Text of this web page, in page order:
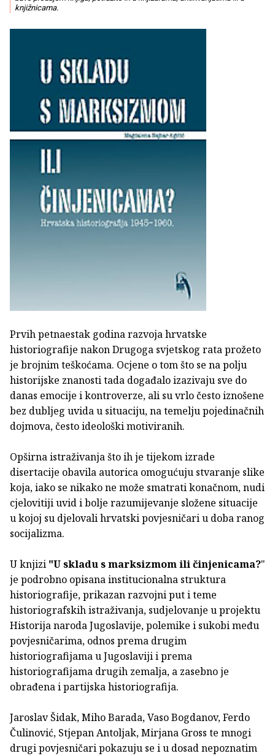
knjižnicama.
Prvih petnaestak godina razvoja hrvatske
historiografije nakon Drugoga svjetskog rata prožeto
je brojnim teškoćama. Ocjene o tom što se na polju
historijske znanosti tada događalo izazivaju sve do
danas emocije i kontroverze, ali su vrlo često iznošene
bez dubljeg uvida u situaciju, na temelju pojedinačnih
dojmova, često ideološki motiviranih.
Opširna istraživanja što ih je tijekom izrade
disertacije obavila autorica omogućuju stvaranje slike
koja, iako se nikako ne može smatrati konačnom, nudi
cjelovitiji uvid i bolje razumijevanje složene situacije
u kojoj su djelovali hrvatski povjesničari u doba ranog
socijalizma.
U knjizi "U skladu s marksizmom ili činjenicama?"
je podrobno opisana institucionalna struktura
historiografije, prikazan razvojni put i teme
historiografskih istraživanja, sudjelovanje u projektu
Historija naroda Jugoslavije, polemike i sukobi među
povjesničarima, odnos prema drugim
historiografijama u Jugoslaviji i prema
historiografijama drugih zemalja, a zasebno je
obrađena i partijska historiografija.
Jaroslav Šidak, Miho Barada, Vaso Bogdanov, Ferdo
Čulinović, Stjepan Antoljak, Mirjana Gross te mnogi
drugi povjesničari pokazuju se i u dosad nepoznatim